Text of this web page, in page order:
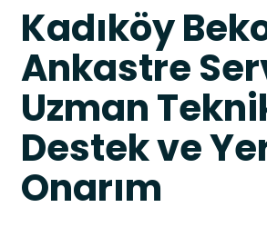
Kadıköy
Ankastre
Uzman
Destek ve
Onarım